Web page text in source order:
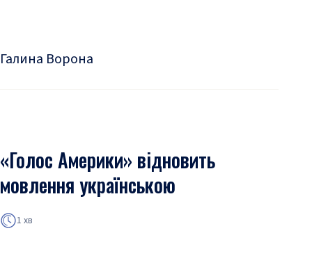
Галина Ворона
«Голос Америки» відновить
мовлення українською
1 хв